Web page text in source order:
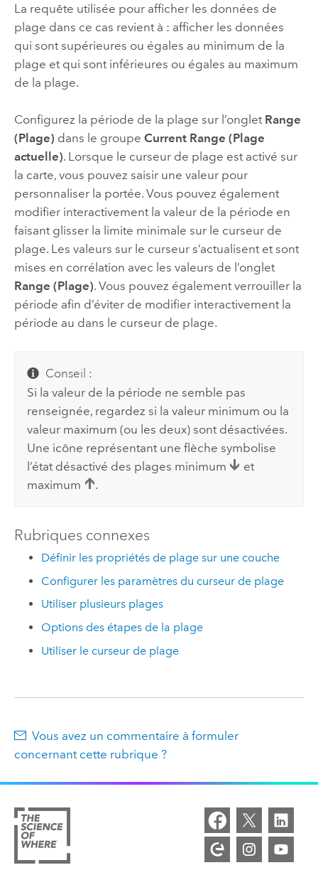
La requête utilisée pour afficher les données de
plage dans ce cas revient à : afficher les données
qui sont supérieures ou égales au minimum de la
plage et qui sont inférieures ou égales au maximum
de la plage.
Configurez la période de la plage sur l’onglet Range
(Plage) dans le groupe Current Range (Plage
actuelle). Lorsque le curseur de plage est activé sur
la carte, vous pouvez saisir une valeur pour
personnaliser la portée. Vous pouvez également
modifier interactivement la valeur de la période en
faisant glisser la limite minimale sur le curseur de
plage. Les valeurs sur le curseur s’actualisent et sont
mises en corrélation avec les valeurs de l’onglet
Range (Plage). Vous pouvez également verrouiller la
période afin d’éviter de modifier interactivement la
période au dans le curseur de plage.
Conseil :
Si la valeur de la période ne semble pas
renseignée, regardez si la valeur minimum ou la
valeur maximum (ou les deux) sont désactivées.
Une icône représentant une flèche symbolise
l’état désactivé des plages minimum
et
maximum
.
Rubriques connexes
Définir les propriétés de plage sur une couche
Configurer les paramètres du curseur de plage
Utiliser plusieurs plages
Options des étapes de la plage
Utiliser le curseur de plage
Vous avez un commentaire à formuler
concernant cette rubrique ?